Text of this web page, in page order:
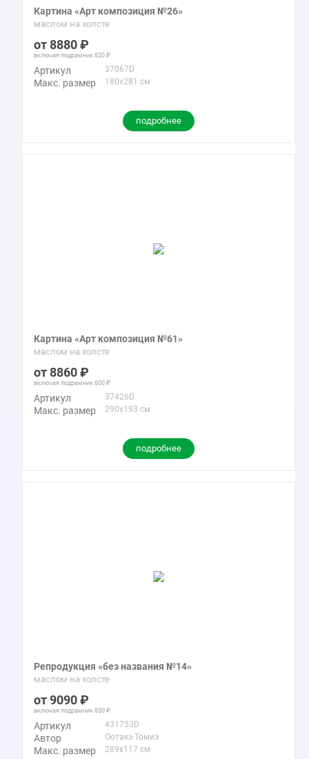
Картина «Арт композиция №26»
маслом на холсте
8880
включая подрамник 620
Артикул 37067D
Макс. размер 180x281 см
подробнее
Картина «Арт композиция №61»
маслом на холсте
8860
включая подрамник 600
Артикул 37426D
Макс. размер 290x193 см
подробнее
Репродукция «без названия №14»
маслом на холсте
9090
включая подрамник 830
Артикул 431753D
Автор Оотакэ Томиэ
Макс. размер 289x117 см